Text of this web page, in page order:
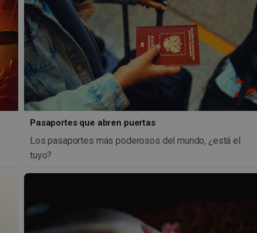
Pasaportes que abren puertas
Los pasaportes más poderosos del mundo, ¿está el
tuyo?